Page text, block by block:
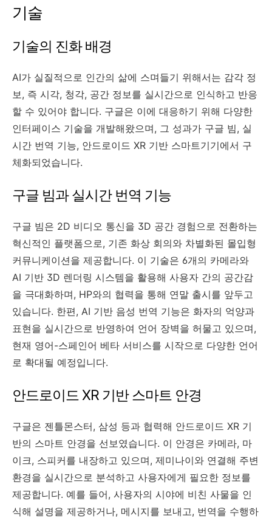
기술
기술의 진화 배경
AI가 실질적으로 인간의 삶에 스며들기 위해서는 감각 정
보, 즉 시각, 청각, 공간 정보를 실시간으로 인식하고 반응
할 수 있어야 합니다. 구글은 이에 대응하기 위해 다양한
인터페이스 기술을 개발해왔으며, 그 성과가 구글 빔, 실
시간 번역 기능, 안드로이드 XR 기반 스마트기기에서 구
체화되었습니다.
구글 빔과 실시간 번역 기능
구글 빔은 2D 비디오 통신을 3D 공간 경험으로 전환하는
혁신적인 플랫폼으로, 기존 화상 회의와 차별화된 몰입형
커뮤니케이션을 제공합니다. 이 기술은 6개의 카메라와
AI 기반 3D 렌더링 시스템을 활용해 사용자 간의 공간감
을 극대화하며, HP와의 협력을 통해 연말 출시를 앞두고
있습니다. 한편, AI 기반 음성 번역 기능은 화자의 억양과
표현을 실시간으로 반영하여 언어 장벽을 허물고 있으며,
현재 영어-스페인어 베타 서비스를 시작으로 다양한 언어
로 확대될 예정입니다.
안드로이드 XR 기반 스마트 안경
구글은 젠틀몬스터, 삼성 등과 협력해 안드로이드 XR 기
반의 스마트 안경을 선보였습니다. 이 안경은 카메라, 마
이크, 스피커를 내장하고 있으며, 제미나이와 연결해 주변
환경을 실시간으로 분석하고 사용자에게 필요한 정보를
제공합니다. 예를 들어, 사용자의 시야에 비친 사물을 인
식해 설명을 제공하거나, 메시지를 보내고, 번역을 수행하